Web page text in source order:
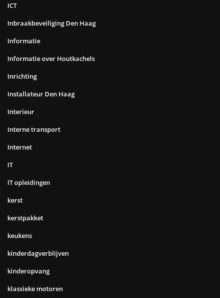
ICT
Inbraakbeveiliging Den Haag
Informatie
Informatie over Houtkachels
Inrichting
Installateur Den Haag
Interieur
Interne transport
Internet
IT
IT opleidingen
kerst
kerstpakket
keukens
kinderdagverblijven
kinderopvang
klassieke motoren